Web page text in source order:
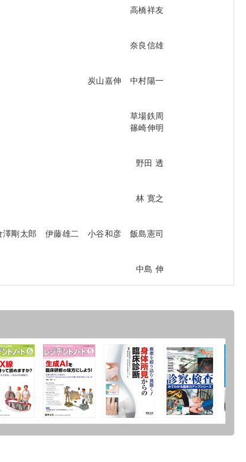
高橋祥友
奈良信雄
炭山嘉伸 中村陽一
草場鉄周
篠崎伸明
野田 透
林 寛之
澤剛太郎 伊藤雄二 小谷和彦 飯島憲司
中島 伸